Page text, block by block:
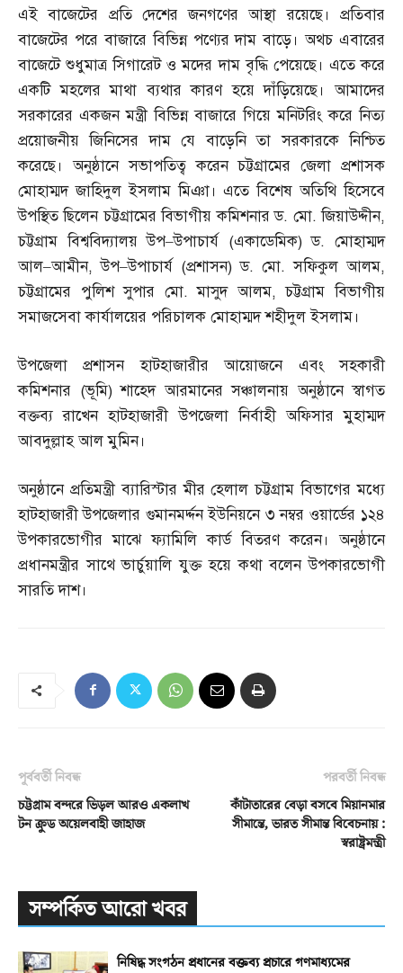
এই বাজেটের প্রতি দেশের জনগণের আস্থা রয়েছে। প্রতিবার
বাজেটের পরে বাজারে বিভিন্ন পণ্যের দাম বাড়ে। অথচ এবারের
বাজেটে শুধুমাত্র সিগারেট ও মদের দাম বৃদ্ধি পেয়েছে। এতে করে
একটি মহলের মাথা ব্যথার কারণ হয়ে দাঁড়িয়েছে। আমাদের
সরকারের একজন মন্ত্রী বিভিন্ন বাজারে গিয়ে মনিটরিং করে নিত্য
প্রয়োজনীয় জিনিসের দাম যে বাড়েনি তা সরকারকে নিশ্চিত
করেছে। অনুষ্ঠানে সভাপতিত্ব করেন চট্টগ্রামের জেলা প্রশাসক
মোহাম্মদ জাহিদুল ইসলাম মিঞা। এতে বিশেষ অতিথি হিসেবে
উপস্থিত ছিলেন চট্টগ্রামের বিভাগীয় কমিশনার ড. মো.জিয়াউদ্দীন,
চট্টগ্রাম বিশ্ববিদ্যালয় উপ–উপাচার্য (একাডেমিক)ড.মোহাম্মদ
আল–আমীন,উপ–উপাচার্য (প্রশাসন)ড. মো.সফিকুল আলম,
চট্টগ্রামের পুলিশ সুপার মো.মাসুদ আলম,চট্টগ্রাম বিভাগীয়
সমাজসেবা কার্যালয়ের পরিচালক মোহাম্মদ শহীদুল ইসলাম।
উপজেলা প্রশাসন হাটহাজারীর আয়োজনে এবং সহকারী
কমিশনার (ভূমি)শাহেদ আরমানের সঞ্চালনায় অনুষ্ঠানে স্বাগত
বক্তব্য রাখেন হাটহাজারী উপজেলা নির্বাহী অফিসার মুহাম্মদ
আবদুল্লাহ আল মুমিন।
অনুষ্ঠানে প্রতিমন্ত্রী ব্যারিস্টার মীর হেলাল চট্টগ্রাম বিভাগের মধ্যে
হাটহাজারী উপজেলার গুমানমর্দ্দন ইউনিয়নে ৩ নম্বর ওয়ার্ডের ১২৪
উপকারভোগীর মাঝে ফ্যামিলি কার্ড বিতরণ করেন। অনুষ্ঠানে
প্রধানমন্ত্রীর সাথে ভার্চুয়ালি যুক্ত হয়ে কথা বলেন উপকারভোগী
সারতি দাশ।
পূর্ববর্তী নিবন্ধ
চট্টগ্রাম বন্দরে ভিড়ল আরও একলাখ
টন ক্রুড অয়েলবাহী জাহাজ
পরবর্তী নিবন্ধ
কাঁটাতারের বেড়া বসবে মিয়ানমার
সীমান্তে, ভারত সীমান্ত বিবেচনায় :
স্বরাষ্ট্রমন্ত্রী
সম্পর্কিত আরো খবর
নিষিদ্ধ সংগঠন প্রধানের বক্তব্য প্রচারে গণমাধ্যমের